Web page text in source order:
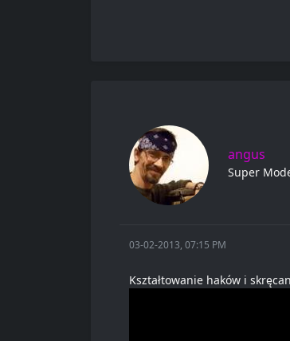
angus
Super
03-02-2013, 07:15 PM
Kształtowanie haków i